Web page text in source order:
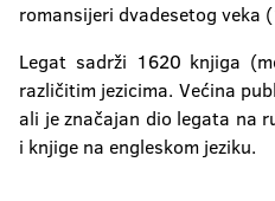
romansijeri dvadesetog veka
Legat sadrži 1620 knjiga
različitim jezicima. Većina
ali je značajan dio legata na
i knjige na engleskom jeziku.